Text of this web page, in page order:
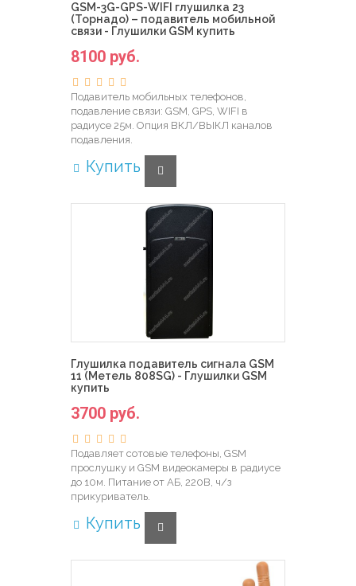
GSM-3G-GPS-WIFI глушилка 23
(Торнадо) – подавитель мобильной
связи - Глушилки GSM купить
8100 руб.
Подавитель мобильных телефонов,
подавление связи: GSM, GPS, WIFI в
радиусе 25м. Опция ВКЛ/ВЫКЛ каналов
подавления.
Купить
Глушилка подавитель сигнала GSM
11 (Метель 808SG) - Глушилки GSM
купить
3700 руб.
Подавляет сотовые телефоны, GSM
прослушку и GSM видеокамеры в радиусе
до 10м. Питание от АБ, 220В, ч/з
прикуриватель.
Купить